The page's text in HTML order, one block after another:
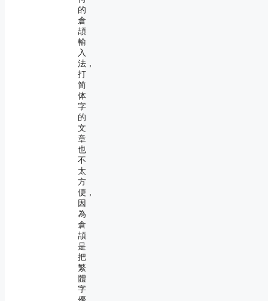
的
倉
頡
輸
入
法，
打
简
体
字
的
文
章
也
不
太
方
便，
因
為
倉
頡
是
把
繁
體
字